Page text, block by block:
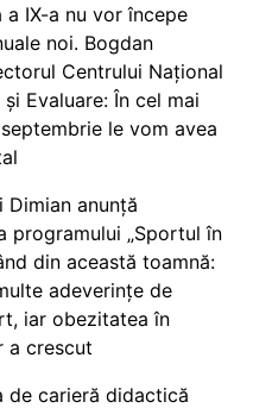
a IX-a nu vor începe
noi. Bogdan
Centrului Național
Evaluare: În cel mai
le vom avea
Dimian anunță
programului „Sportul în
din această toamnă:
adeverințe de
iar obezitatea în
a crescut
de carieră didactică